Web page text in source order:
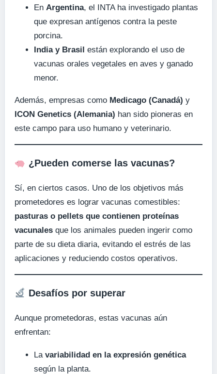
En Argentina, el INTA ha investigado plantas
que expresan antígenos contra la peste
porcina.
India y Brasil están explorando el uso de
vacunas orales vegetales en aves y ganado
menor.
Además, empresas como Medicago (Canadá) y
ICON Genetics (Alemania) han sido pioneras en
este campo para uso humano y veterinario.
¿Pueden comerse las vacunas?
Sí, en ciertos casos. Uno de los objetivos más
prometedores es lograr vacunas comestibles:
pasturas o pellets que contienen proteínas
vacunales que los animales pueden ingerir como
parte de su dieta diaria, evitando el estrés de las
aplicaciones y reduciendo costos operativos.
Desafíos por superar
Aunque prometedoras, estas vacunas aún
enfrentan:
La variabilidad en la expresión genética
según la planta.